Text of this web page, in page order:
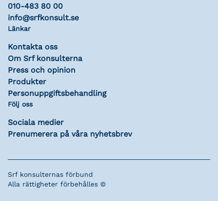
010-483 80 00
info@srfkonsult.se
Länkar
Kontakta oss
Om Srf konsulterna
Press och opinion
Produkter
Personuppgiftsbehandling
Följ oss
Sociala medier
Prenumerera på våra nyhetsbrev
Srf konsulternas förbund
Alla rättigheter förbehålles ©